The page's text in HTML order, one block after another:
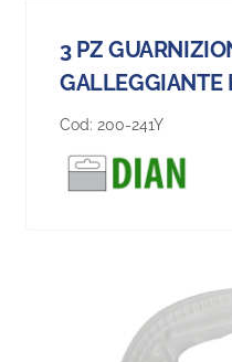
3 PZ
GALLEGGIANTE
Cod: 200-241Y